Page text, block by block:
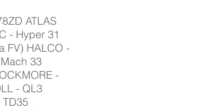
ATLAS
- Hyper 31
FV) HALCO -
33
-
- QL3